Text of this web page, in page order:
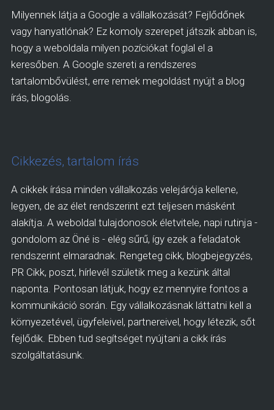
Milyennek látja a Google a vállalkozását? Fejlődőnek
vagy hanyatlónak? Ez komoly szerepet játszik abban is,
hogy a weboldala milyen pozíciókat foglal el a
keresőben. A Google szereti a rendszeres
tartalombővülést, erre remek megoldást nyújt a blog
írás, blogolás.
Cikkezés, tartalom írás
A cikkek írása minden vállalkozás velejárója kellene,
legyen, de az élet rendszerint ezt teljesen másként
alakítja. A weboldal tulajdonosok életvitele, napi rutinja -
gondolom az Öné is - elég sűrű, így ezek a feladatok
rendszerint elmaradnak. Rengeteg cikk, blogbejegyzés,
PR Cikk, poszt, hírlevél születik meg a kezünk által
naponta. Pontosan látjuk, hogy ez mennyire fontos a
kommunikáció során. Egy vállalkozásnak láttatni kell a
környezetével, ügyfeleivel, partnereivel, hogy létezik, sőt
fejlődik. Ebben tud segítséget nyújtani a cikk írás
szolgáltatásunk.